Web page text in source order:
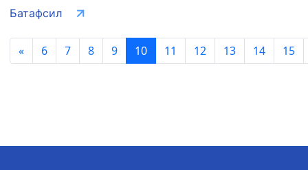
Батафсил
« 6 7 8 9 10 11 12 13 14 15